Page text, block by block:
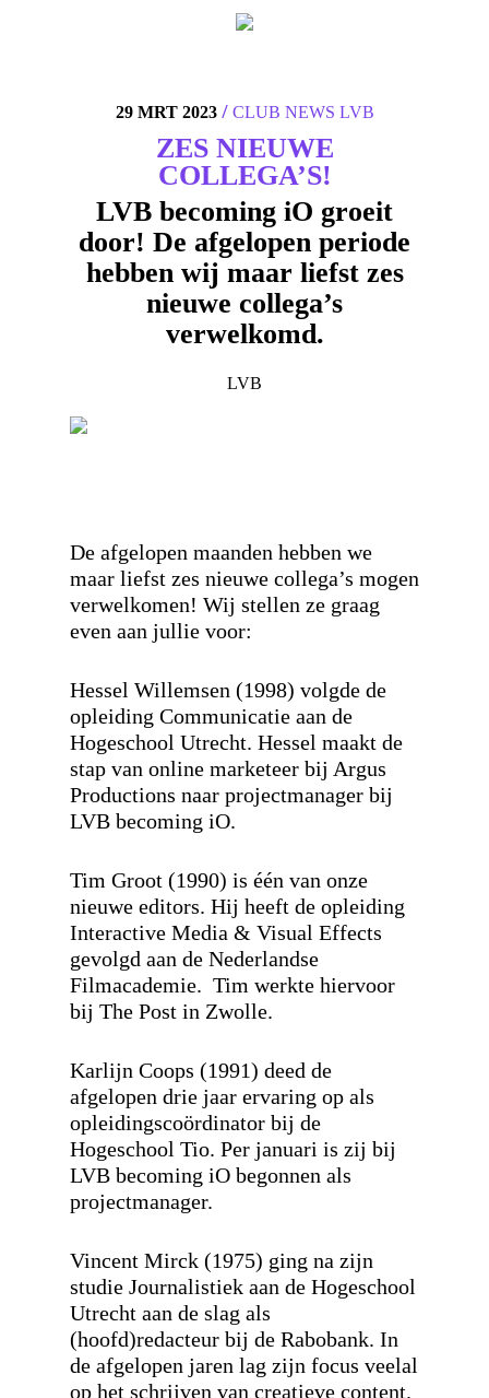
29 MRT 2023/ CLUB NEWS LVB
ZES NIEUWE
COLLEGA’S!
LVB becoming iO groeit
door! De afgelopen periode
hebben wij maar liefst zes
nieuwe collega’s
verwelkomd.
LVB
De afgelopen maanden hebben we
maar liefst zes nieuwe collega’s mogen
verwelkomen! Wij stellen ze graag
even aan jullie voor:
Hessel Willemsen (1998) volgde de
opleiding Communicatie aan de
Hogeschool Utrecht. Hessel maakt de
stap van online marketeer bij Argus
Productions naar projectmanager bij
LVB becoming iO.
Tim Groot (1990) is één van onze
nieuwe editors. Hij heeft de opleiding
Interactive Media & Visual Effects
gevolgd aan de Nederlandse
Filmacademie. Tim werkte hiervoor
bij The Post in Zwolle.
Karlijn Coops (1991) deed de
afgelopen drie jaar ervaring op als
opleidingscoördinator bij de
Hogeschool Tio. Per januari is zij bij
LVB becoming iO begonnen als
projectmanager.
Vincent Mirck (1975) ging na zijn
studie Journalistiek aan de Hogeschool
Utrecht aan de slag als
(hoofd)redacteur bij de Rabobank. In
de afgelopen jaren lag zijn focus veelal
op het schrijven van creatieve content.